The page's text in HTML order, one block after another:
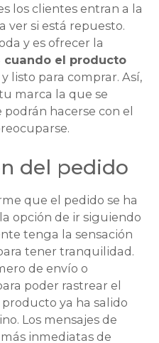
los clientes entran a la
ver si está repuesto.
y es ofrecer la
cuando el producto
y listo para comprar. Así,
marca la que se
hacerse con el
del pedido
que el pedido se ha
opción de ir siguiendo
tenga la sensación
tener tranquilidad.
de envío o
poder rastrear el
ya ha salido
Los mensajes de
inmediatas de